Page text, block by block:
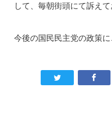
して、毎朝街頭にて訴えて
今後の国民民主党の政策に